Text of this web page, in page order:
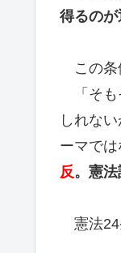
得るの
この条
「そも
しれな
ーマでは
反。憲
憲法24